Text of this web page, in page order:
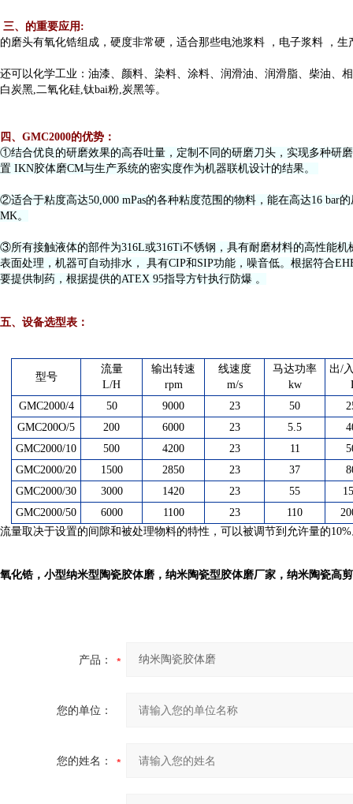
三、 的重要应用 :
的磨头有氧化锆组成，硬度非常硬，适合那些电池浆料 ，电子浆料 ，生
还可以化学工业：油漆、颜料、染料、涂料、润滑油、润滑脂、柴油、
白炭黑,二氧化硅,钛bai粉,炭黑等。
四、GMC2000的优势 ：
①结合优良的研磨效果的高吞吐量，定制不同的研磨刀头，实现多种研
置 IKN胶体磨CM与生产系统的密实度作为机器联机设计的结果。
②适合于粘度高达50,000 mPas的各种粘度范围的物料，能在高达16 bar
MK。
③所有接触液体的部件为316L或316Ti不锈钢，具有耐磨材料的高性能
表面处理，机器可自动排水， 具有CIP和SIP功能，噪音低。根据符合
要提供制药，根据提供的ATEX 95指导方针执行防爆 。
五、 设备选型表：
型号
流量
L/H
输出转速
rpm
线速度
m/s
马达功率
kw
出/
GMC2000/4
50 9000 23 50
GMC200O/5 200 6000 23 5.5
GMC2000/10 500 4200 23 11
GMC2000/20 1500 2850 23 37
GMC2000/30 3000 1420 23 55
GMC2000/50 6000 1100 23 110
流量取决于设置的间隙和被处理物料的特性，可以被调节到允许量的
氧化锆， 小型纳米型陶瓷胶体磨 ， 纳米陶瓷型胶体磨厂家， 纳米陶瓷高
产品：
您的单位：
您的姓名：